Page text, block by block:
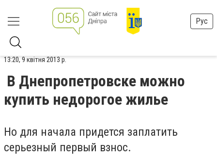
Рус
13:20, 9 квітня 2013 р.
В Днепропетровске можно
купить недорогое жилье
Но для начала придется заплатить
серьезный первый взнос.